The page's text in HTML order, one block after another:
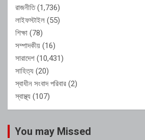
রাজনীতি(1,736)
লাইফস্টাইল (55)
শিক্ষা (78)
সম্পাদকীয় (16)
সারাদেশ (10,431)
সাহিত্য (20)
স্বাধীন সংবাদ পরিবার (2)
স্বাস্থ্য (107)
You may Missed